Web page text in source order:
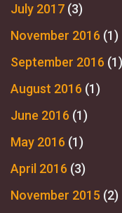
July 2017 (3)
November 2016 (1)
September 2016 (1)
August 2016 (1)
June 2016 (1)
May 2016 (1)
April 2016 (3)
November 2015 (2)